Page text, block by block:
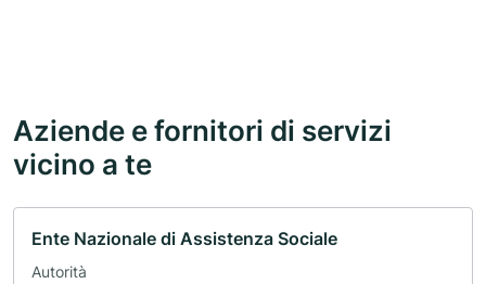
Aziende e fornitori di servizi
vicino a te
Ente Nazionale di Assistenza Sociale
Autorità